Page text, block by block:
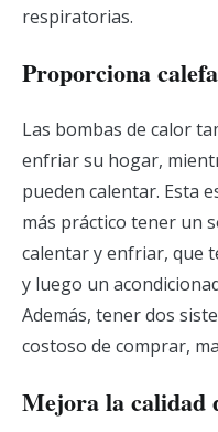
respiratorias.
Proporciona
Las bombas de calor
enfriar su hogar,
pueden calentar. Esta
más práctico tener un
calentar y enfriar, que
y luego un
Además, tener dos
costoso de comprar,
Mejora la calidad